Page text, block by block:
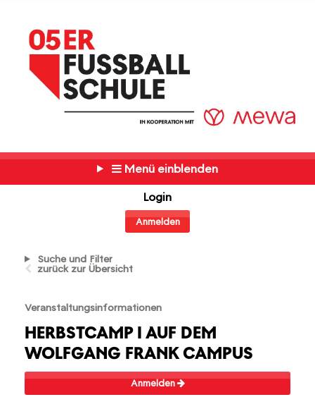
Menü einblenden
Login
Anmelden
Suche und Filter
zurück zur Übersicht
Veranstaltungsinformationen
HERBSTCAMP I AUF DEM
WOLFGANG FRANK CAMPUS
Anmelden